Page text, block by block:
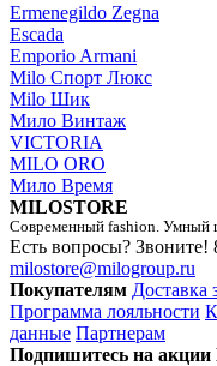
Ermenegildo Zegna
Escada
Emporio Armani
Milo Спорт Люкс
Milo Шик
Мило Винтаж
VICTORIA
MILO ORO
Мило Время
MILOSTORE
Современный fashion. Умный
Есть вопросы? Звоните!
milostore@milogroup.ru
Покупателям Доставка
Программа лояльности
данные Партнерам
Подпишитесь на акции